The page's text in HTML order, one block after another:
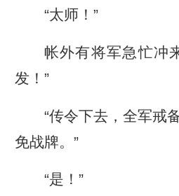
“太师！”
帐外有将军急忙冲
发！”
“传令下去，全军戒
免战牌。”
“是！”